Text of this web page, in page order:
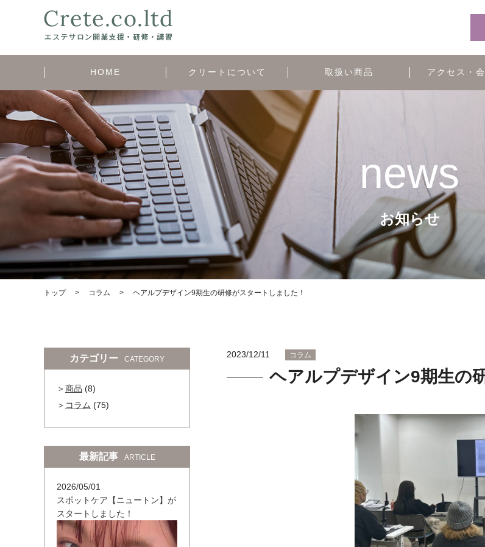
HOME クリートについて 取扱い商品 アクセス・
news
お知らせ
トップ コラム ヘアルプデザイン9期生の研修がスタートしました！
2023/12/11 コラム
ヘアルプデザイン9期生の
カテゴリー CATEGORY
商品 (8)
コラム (75)
最新記事 ARTICLE
2026/05/01
スポットケア【ニュートン】が
スタートしました！